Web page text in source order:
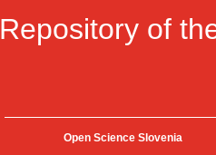
Repository of
Open Science Slovenia